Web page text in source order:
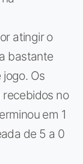
atingir o
bastante
Os
no
em 1
de 5 a 0